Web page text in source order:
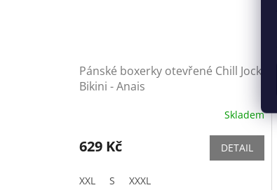
Pánské boxerky otevřené Chill Jock
Bikini - Anais
Skladem
629 Kč DETAIL
XXL S XXXL